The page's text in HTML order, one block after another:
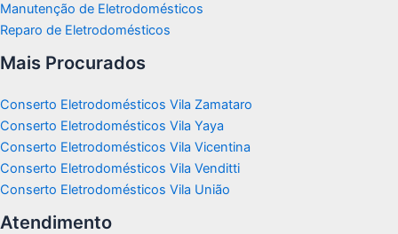
Manutenção de Eletrodomésticos
Reparo de Eletrodomésticos
Mais Procurados
Conserto Eletrodomésticos Vila Zamataro
Conserto Eletrodomésticos Vila Yaya
Conserto Eletrodomésticos Vila Vicentina
Conserto Eletrodomésticos Vila Venditti
Conserto Eletrodomésticos Vila União
Atendimento